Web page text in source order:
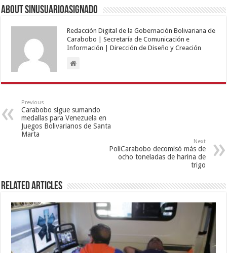
About sinusuarioasignado
Redacción Digital de la Gobernación Bolivariana de
Carabobo | Secretaría de Comunicación e
Información | Dirección de Diseño y Creación
Previous
Carabobo sigue sumando
medallas para Venezuela en
Juegos Bolivarianos de Santa
Marta
Next
PoliCarabobo decomisó más de
ocho toneladas de harina de
trigo
Related Articles